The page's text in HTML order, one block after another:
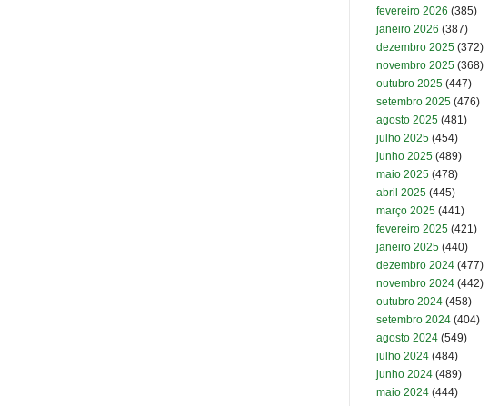
fevereiro 2026 (385)
janeiro 2026 (387)
dezembro 2025 (372)
novembro 2025 (368)
outubro 2025 (447)
setembro 2025 (476)
agosto 2025 (481)
julho 2025 (454)
junho 2025 (489)
maio 2025 (478)
abril 2025 (445)
março 2025 (441)
fevereiro 2025 (421)
janeiro 2025 (440)
dezembro 2024 (477)
novembro 2024 (442)
outubro 2024 (458)
setembro 2024 (404)
agosto 2024 (549)
julho 2024 (484)
junho 2024 (489)
maio 2024 (444)